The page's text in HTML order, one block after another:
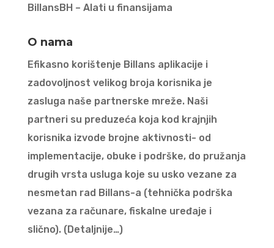
BillansBH – Alati u finansijama
O nama
Efikasno korištenje Billans aplikacije i
zadovoljnost velikog broja korisnika je
zasluga naše partnerske mreže. Naši
partneri su preduzeća koja kod krajnjih
korisnika izvode brojne aktivnosti- od
implementacije, obuke i podrške, do pružanja
drugih vrsta usluga koje su usko vezane za
nesmetan rad Billans-a (tehnička podrška
vezana za računare, fiskalne uređaje i
slično). (Detaljnije…)